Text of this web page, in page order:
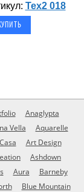
Tex2 018
Anaglypta
Vella
Aquarelle
Art Design
Ashdown
Aura
Barneby
Blue Mountain